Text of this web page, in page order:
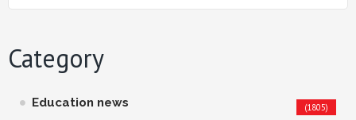
Category
Education news (1805)